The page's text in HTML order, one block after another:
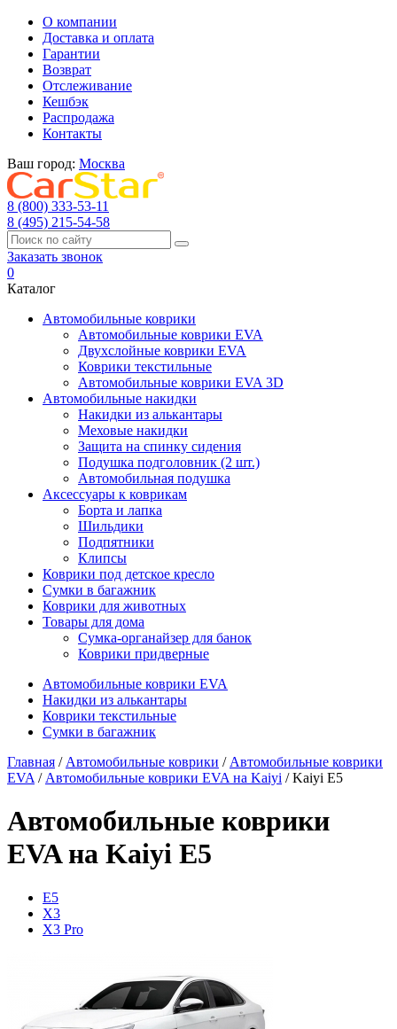
О компании
Доставка и оплата
Гарантии
Возврат
Отслеживание
Кешбэк
Распродажа
Контакты
Ваш город: Москва
8 (800) 333-53-11
8 (495) 215-54-58
Заказать звонок
0
Каталог
Автомобильные коврики
Автомобильные коврики EVA
Двухслойные коврики EVA
Коврики текстильные
Автомобильные коврики EVA 3D
Автомобильные накидки
Накидки из алькантары
Меховые накидки
Защита на спинку сидения
Подушка подголовник (2 шт.)
Автомобильная подушка
Аксессуары к коврикам
Борта и лапка
Шильдики
Подпятники
Клипсы
Коврики под детское кресло
Сумки в багажник
Коврики для животных
Товары для дома
Сумка-органайзер для банок
Коврики придверные
Автомобильные коврики EVA
Накидки из алькантары
Коврики текстильные
Сумки в багажник
Главная / Автомобильные коврики / Автомобильные коврики
EVA / Автомобильные коврики EVA на Kaiyi / Kaiyi E5
Автомобильные коврики
EVA на Kaiyi E5
E5
X3
X3 Pro